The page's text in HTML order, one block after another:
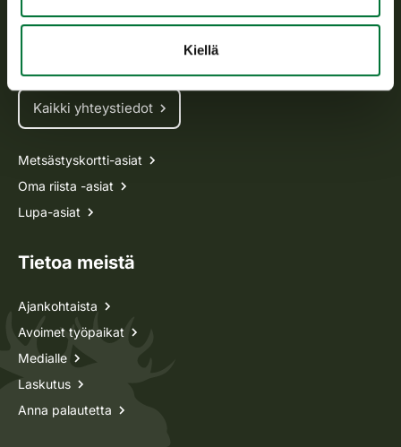
Kiellä
asiakaspalvelu@riista.fi
Kaikki yhteystiedot
Metsästyskortti-asiat
Oma riista -asiat
Lupa-asiat
Tietoa meistä
Ajankohtaista
Avoimet työpaikat
Medialle
Laskutus
Anna palautetta